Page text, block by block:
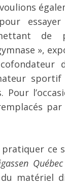
de
»,
Pour
par
ce
Québec
du matériel